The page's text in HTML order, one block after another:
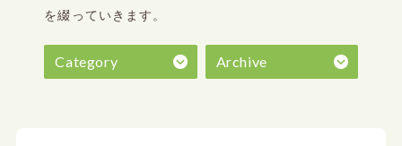
を綴っていきます。
Category Archive